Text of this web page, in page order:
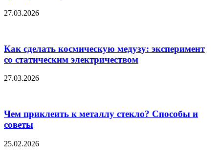
27.03.2026
Как сделать космическую медузу: эксперимент
со статическим электричеством
27.03.2026
Чем приклеить к металлу стекло? Способы и
советы
25.02.2026